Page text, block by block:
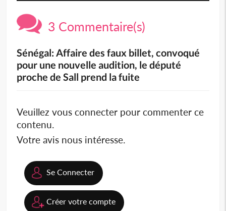
3 Commentaire(s)
Sénégal: Affaire des faux billet, convoqué
pour une nouvelle audition, le député
proche de Sall prend la fuite
Veuillez vous connecter pour commenter ce
contenu.
Votre avis nous intéresse.
Se Connecter
Créer votre compte